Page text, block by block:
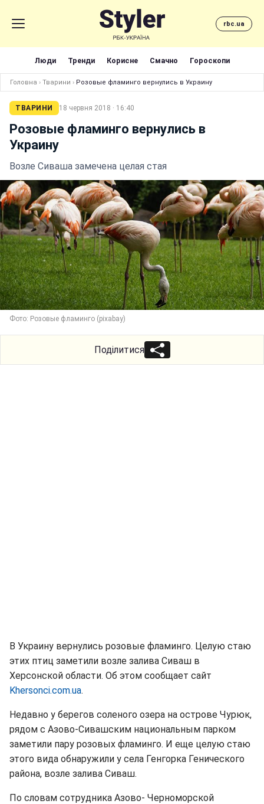
rbc.ua
Люди Тренди Корисне Смачно Гороскопи
Головна › Тварини › Розовые фламинго вернулись в Украину
ТВАРИНИ 18 червня 2018 · 16:40
Розовые фламинго вернулись в
Украину
Возле Сиваша замечена целая стая
Фото: Розовые фламинго (pixabay)
Поділитися
В Украину вернулись розовые фламинго. Целую стаю
этих птиц заметили возле залива Сиваш в
Херсонской области. Об этом сообщает сайт
Khersonci.com.ua.
Недавно у берегов соленого озера на острове Чурюк,
рядом с Азово-Сивашским национальным парком
заметили пару розовых фламинго. И еще целую стаю
этого вида обнаружили у села Генгорка Генического
района, возле залива Сиваш.
По словам сотрудника Азово- Черноморской